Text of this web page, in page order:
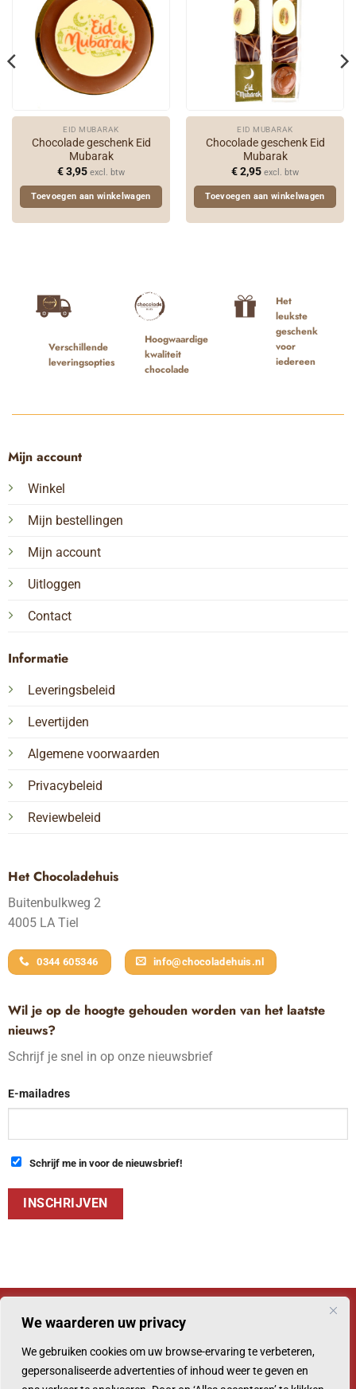
We waarderen uw privacy
We gebruiken cookies om uw browse-ervaring te verbeteren,
gepersonaliseerde advertenties of inhoud weer te geven en
EID MUBARAK
Chocolade geschenk Eid
Mubarak
€3,95 excl. btw
Toevoegen aan winkelwagen
EID MUBARAK
Chocolade geschenk Eid
Mubarak
€2,95 excl. btw
Toevoegen aan winkelwagen
Verschillende
leveringsopties
Hoogwaardige
kwaliteit
chocolade
Het
leukste
geschenk
voor
iedereen
Het Chocoladehuis
Buitenbulkweg 2
4005 LA Tiel
0344 605346 info@chocoladehuis.nl
Mijn account
Winkel
Mijn bestellingen
Mijn account
Uitloggen
Contact
Informatie
Leveringsbeleid
Levertijden
Algemene voorwaarden
Privacybeleid
Reviewbeleid
Wil je op de hoogte gehouden worden van het laatste
nieuws?
Schrijf je snel in op onze nieuwsbrief
E-mailadres
Schrijf me in voor de nieuwsbrief!
© 2026 Chocoladehuis